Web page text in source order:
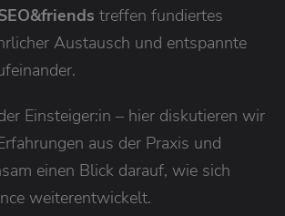
treffen fundiertes
Austausch und entspannte
Einsteiger:in – hier diskutieren wir
aus der Praxis und
einen Blick darauf, wie sich
weiterentwickelt.